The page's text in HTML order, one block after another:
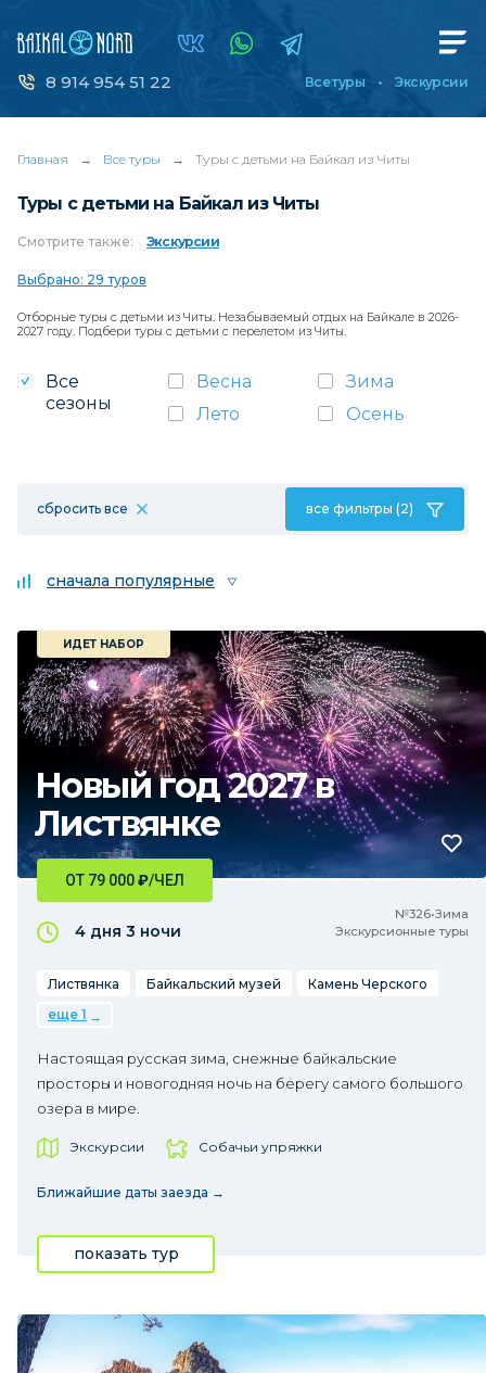
8 914 954 51 22 Все туры Экскурсии
Главная → Все туры → Туры с детьми на Байкал из Читы
Туры с детьми на Байкал из Читы
Смотрите также: Экскурсии
Выбрано: 29 туров
Отборные туры с детьми из Читы. Незабываемый отдых на Байкале в 2026-
2027 году. Подбери туры с детьми с перелетом из Читы.
Все
сезоны
Весна
Зима
Лето
Осень
сбросить все все фильтры (2)
сначала популярные
Новый год 2027 в
Листвянке
ИДЕТ НАБОР
№326•Зима
Экскурсионные туры
ОТ 79 000₽/ЧЕЛ
4 дня 3 ночи
Листвянка Байкальский музей
Камень Черского
еще 1
Настоящая русская зима, снежные байкальские
просторы и новогодняя ночь на берегу самого большого
озера в мире.
Экскурсии Собачьи упряжки
Ближайшие даты заезда →
показать тур